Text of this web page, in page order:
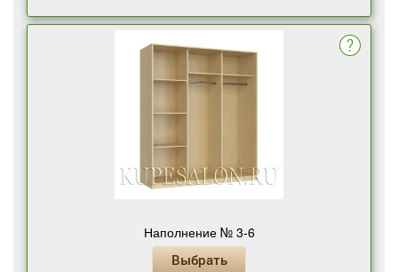
Наполнение № 3-6
Выбрать